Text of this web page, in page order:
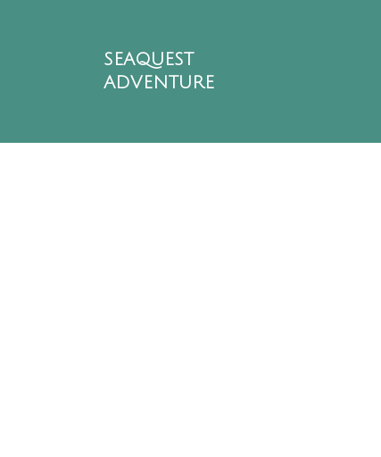
SEAQUEST
ADVENTURE